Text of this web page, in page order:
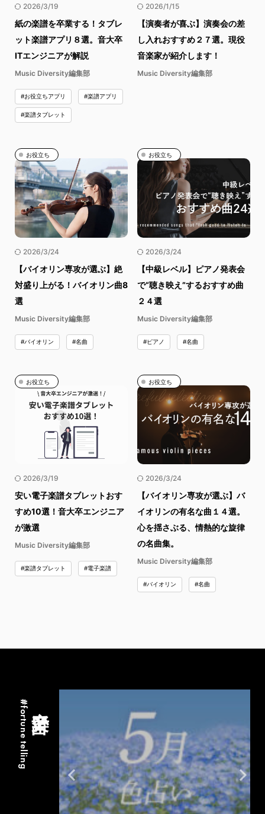
2026/3/19
紙の楽譜を卒業する！タブレ
ット楽譜アプリ８選。音大卒
ITエンジニアが解説
Music Diversity編集部
#お役立ちアプリ #楽譜アプリ
#楽譜タブレット
2026/1/15
【演奏者が喜ぶ】演奏会の差
し入れおすすめ２７選。現役
音楽家が紹介します！
Music Diversity編集部
お役立ち
2026/3/24
【バイオリン専攻が選ぶ】絶
対盛り上がる！バイオリン曲8
選
Music Diversity編集部
#バイオリン #名曲
お役立ち
2026/3/24
【中級レベル】ピアノ発表会
で“聴き映え”するおすすめ曲
２４選
Music Diversity編集部
#ピアノ #名曲
お役立ち
2026/3/19
安い電子楽譜タブレットおす
すめ10選！音大卒エンジニア
が激選
Music Diversity編集部
#楽譜タブレット #電子楽譜
お役立ち
2026/3/24
【バイオリン専攻が選ぶ】バ
イオリンの有名な曲１４選。
心を揺さぶる、情熱的な旋律
の名曲集。
Music Diversity編集部
#バイオリン #名曲
音楽占い
#fortune telling